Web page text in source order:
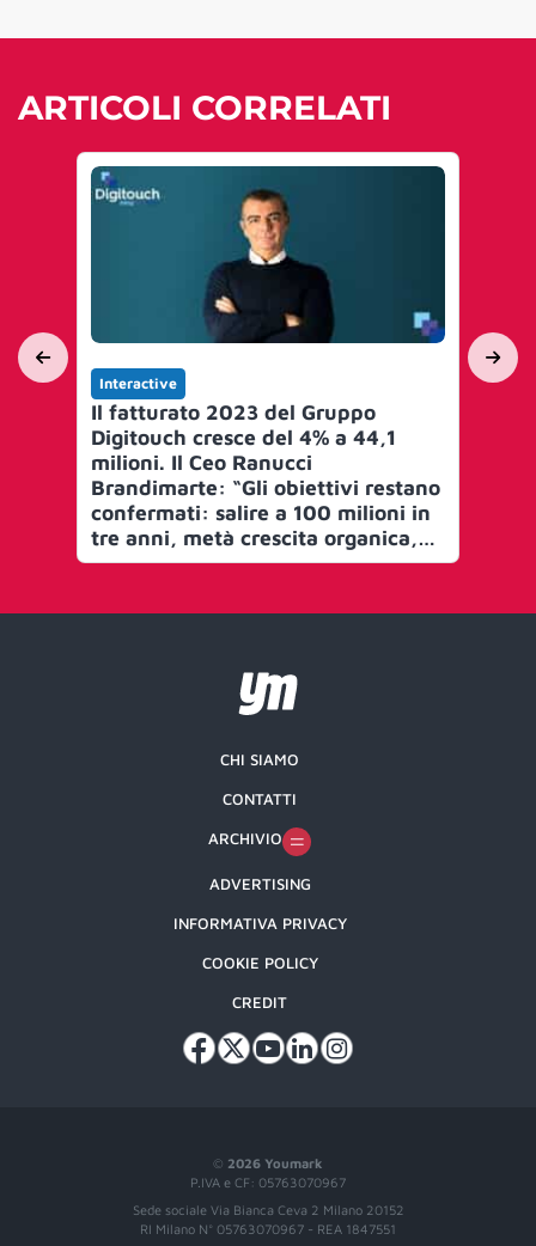
ARTICOLI CORRELATI
Interactive
Il fatturato 2023 del Gruppo
Digitouch cresce del 4% a 44,1
milioni. Il Ceo Ranucci
Brandimarte: “Gli obiettivi restano
confermati: salire a 100 milioni in
tre anni, metà crescita organica,
metà acquisizioni”
© 2026 Youmark
P.IVA e CF: 05763070967
Sede sociale Via Bianca Ceva 2 Milano 20152
RI Milano N° 05763070967 - REA 1847551
CHI SIAMO
CONTATTI
ARCHIVIO
ADVERTISING
INFORMATIVA PRIVACY
COOKIE POLICY
CREDIT